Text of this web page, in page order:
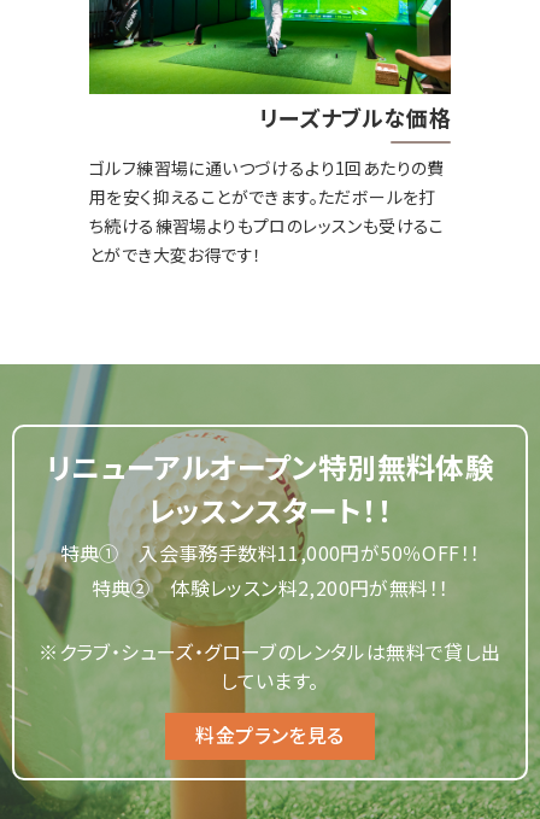
リーズナブルな価格
ゴルフ練習場に通いつづけるより1回あたりの費
用を安く抑えることができます。ただボールを打
ち続ける練習場よりもプロのレッスンも受けるこ
とができ大変お得です！
リニューアルオープン特別無料体験
レッスンスタート！！
特典① 入会事務手数料11,000円が50％OFF！！
特典② 体験レッスン料2,200円が無料！！
※クラブ・シューズ・グローブのレンタルは無料で貸し出
しています。
料金プランを見る